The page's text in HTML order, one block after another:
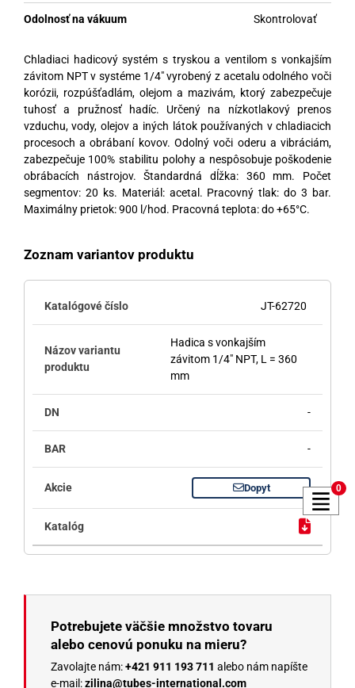
Odolnosť na vákuum Skontrolovať
Chladiaci hadicový systém s tryskou a ventilom s vonkajším
závitom NPT v systéme 1/4″ vyrobený z acetalu odolného voči
korózii, rozpúšťadlám, olejom a mazivám, ktorý zabezpečuje
tuhosť a pružnosť hadíc. Určený na nízkotlakový prenos
vzduchu, vody, olejov a iných látok používaných v chladiacich
procesoch a obrábaní kovov. Odolný voči oderu a vibráciám,
zabezpečuje 100% stabilitu polohy a nespôsobuje poškodenie
obrábacích nástrojov. Štandardná dĺžka: 360 mm. Počet
segmentov: 20 ks. Materiál: acetal. Pracovný tlak: do 3 bar.
Maximálny prietok: 900 l/hod. Pracovná teplota: do +65°C.
Zoznam variantov produktu
JT-62720
Hadica s vonkajším
závitom 1/4" NPT, L = 360
mm
-
-
Dopyt
Potrebujete väčšie množstvo tovaru
alebo cenovú ponuku na mieru?
Zavolajte nám:+421 911 193 711 alebo nám napíšte
e-mail:zilina@tubes-international.com
0